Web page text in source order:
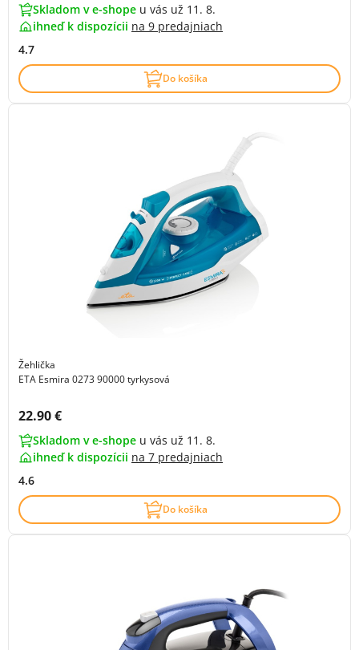
Skladom v e-shope u vás už 11. 8.
ihneď k dispozícii na 9 predajniach
4.7
Do košíka
Žehlička
ETA Esmira 0273 90000 tyrkysová
Cena s DPH:
22.90 €
Skladom v e-shope u vás už 11. 8.
ihneď k dispozícii na 7 predajniach
4.6
Do košíka